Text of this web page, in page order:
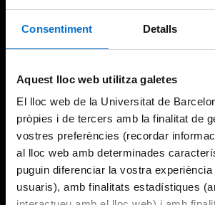
Consentiment Detalls
Aquest lloc web utilitza galetes
El lloc web de la Universitat de
pròpies i de tercers amb la finalitat de
vostres preferències (recordar
al lloc web amb determinades
puguin diferenciar la vostra experiència
usuaris), amb finalitats estadístiques